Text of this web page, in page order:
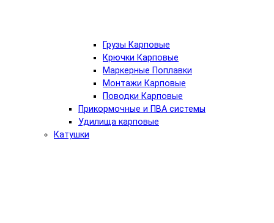
Грузы Карповые
Крючки Карповые
Маркерные Поплавки
Монтажи Карповые
Поводки Карповые
Прикормочные и ПВА системы
Удилища карповые
Катушки